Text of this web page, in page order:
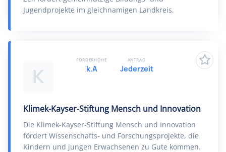
Jugendprojekte im gleichnamigen Landkreis.
K
Klimek-Kayser-Stiftung Mensch und Innovation
Die Klimek-Kayser-Stiftung Mensch und Innovation
fördert Wissenschafts- und Forschungsprojekte, die
Kindern und jungen Erwachsenen zu Gute kommen.
FÖRDERHÖHE
k.A
ANTRAG
Jederzeit